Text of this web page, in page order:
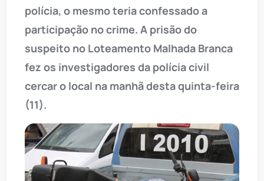
polícia, o mesmo teria confessado a
participação no crime. A prisão do
suspeito no Loteamento Malhada Branca
fez os investigadores da polícia civil
cercar o local na manhã desta quinta-feira
(11).